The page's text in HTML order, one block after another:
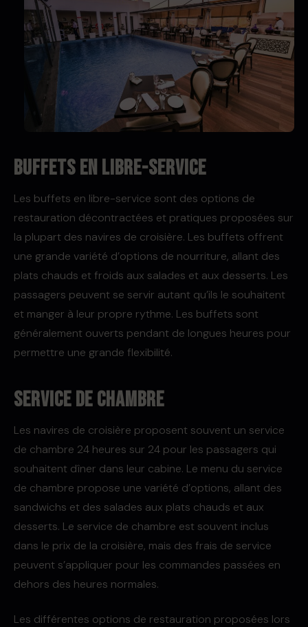
Buffets en libre-service
Les buffets en libre-service sont des options de
restauration décontractées et pratiques proposées sur
la plupart des navires de croisière. Les buffets offrent
une grande variété d’options de nourriture, allant des
plats chauds et froids aux salades et aux desserts. Les
passagers peuvent se servir autant qu’ils le souhaitent
et manger à leur propre rythme. Les buffets sont
généralement ouverts pendant de longues heures pour
permettre une grande flexibilité.
Service de chambre
Les navires de croisière proposent souvent un service
de chambre 24 heures sur 24 pour les passagers qui
souhaitent dîner dans leur cabine. Le menu du service
de chambre propose une variété d’options, allant des
sandwichs et des salades aux plats chauds et aux
desserts. Le service de chambre est souvent inclus
dans le prix de la croisière, mais des frais de service
peuvent s’appliquer pour les commandes passées en
dehors des heures normales.
Les différentes options de restauration proposées lors